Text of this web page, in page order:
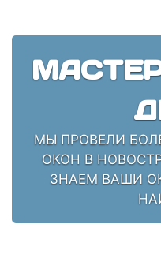
МЫ ПРОВЕЛИ
ОКОН В
ЗНАЕМ ВАШИ